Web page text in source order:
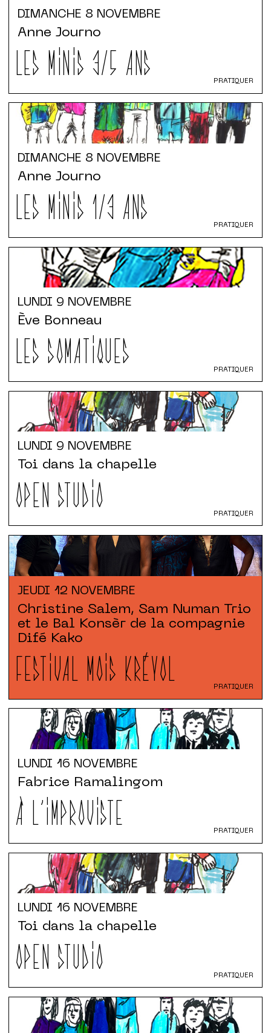
DIMANCHE 8 NOVEMBRE
LES MINIS 3/5 ANS
Anne Journo
PRATIQUER
DIMANCHE 8 NOVEMBRE
LES MINIS 1/3 ANS
Anne Journo
PRATIQUER
LUNDI 9 NOVEMBRE
LES SOMATIQUES
Ève Bonneau
PRATIQUER
LUNDI 9 NOVEMBRE
OPEN STUDIO
Toi dans la chapelle
PRATIQUER
JEUDI 12 NOVEMBRE
FESTIVAL MOIS KRÉYOL
Christine Salem, Sam Numan Trio
et le Bal Konsèr de la compagnie
Difé Kako
PRATIQUER
LUNDI 16 NOVEMBRE
À L'IMPROVISTE
Fabrice Ramalingom
PRATIQUER
LUNDI 16 NOVEMBRE
OPEN STUDIO
Toi dans la chapelle
PRATIQUER